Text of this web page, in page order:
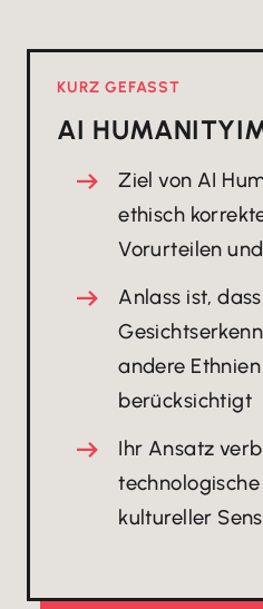
KURZ GEFASST
AI HUMANITY
Ziel von AI
ethisch
Vorurteilen
Anlass ist,
andere
berücksichtigt
Ihr Ansatz
kultureller